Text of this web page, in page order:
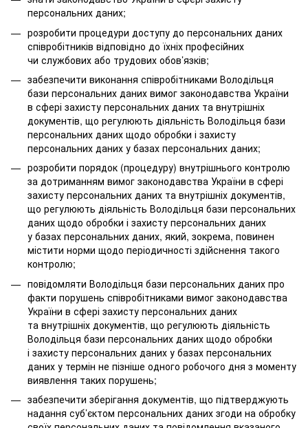
персональних даних;
розробити процедури доступу до персональних даних
співробітників відповідно до їхніх професійних
чи службових або трудових обов’язків;
забезпечити виконання співробітниками Володільця
бази персональних даних вимог законодавства України
в сфері захисту персональних даних та внутрішніх
документів, що регулюють діяльність Володільця бази
персональних даних щодо обробки і захисту
персональних даних у базах персональних даних;
розробити порядок (процедуру) внутрішнього контролю
за дотриманням вимог законодавства України в сфері
захисту персональних даних та внутрішніх документів,
що регулюють діяльність Володільця бази персональних
даних щодо обробки і захисту персональних даних
у базах персональних даних, який, зокрема, повинен
містити норми щодо періодичності здійснення такого
контролю;
повідомляти Володільця бази персональних даних про
факти порушень співробітниками вимог законодавства
України в сфері захисту персональних даних
та внутрішніх документів, що регулюють діяльність
Володільця бази персональних даних щодо обробки
і захисту персональних даних у базах персональних
даних у термін не пізніше одного робочого дня з моменту
виявлення таких порушень;
забезпечити зберігання документів, що підтверджують
надання суб’єктом персональних даних згоди на обробку